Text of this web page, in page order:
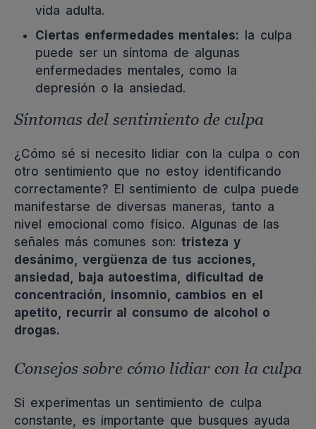
vida adulta.
Ciertas enfermedades mentales: la culpa
puede ser un síntoma de algunas
enfermedades mentales, como la
depresión o la ansiedad.
Síntomas del sentimiento de culpa
¿Cómo sé si necesito lidiar con la culpa o con
otro sentimiento que no estoy identificando
correctamente? El sentimiento de culpa puede
manifestarse de diversas maneras, tanto a
nivel emocional como físico. Algunas de las
señales más comunes son: tristeza y
desánimo, vergüenza de tus acciones,
ansiedad, baja autoestima, dificultad de
concentración, insomnio, cambios en el
apetito, recurrir al consumo de alcohol o
drogas.
Consejos sobre cómo lidiar con la culpa
Si experimentas un sentimiento de culpa
constante, es importante que busques ayuda